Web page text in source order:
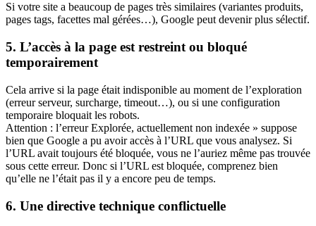
Si votre site a beaucoup de pages très similaires (variantes produits,
pages tags, facettes mal gérées…), Google peut devenir plus sélectif.
5. L’accès à la page est restreint ou bloqué
temporairement
Cela arrive si la page était indisponible au moment de l’exploration
(erreur serveur, surcharge, timeout…), ou si une configuration
temporaire bloquait les robots.
Attention : l’erreur Explorée, actuellement non indexée » suppose
bien que Google a pu avoir accès à l’URL que vous analysez. Si
l’URL avait toujours été bloquée, vous ne l’auriez même pas trouvée
sous cette erreur. Donc si l’URL est bloquée, comprenez bien
qu’elle ne l’était pas il y a encore peu de temps.
6. Une directive technique conflictuelle